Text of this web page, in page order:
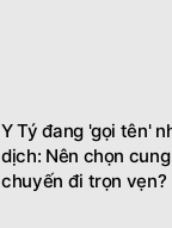
Y Tý đang 'gọi tên'
dịch: Nên chọn
chuyến đi trọn vẹn?